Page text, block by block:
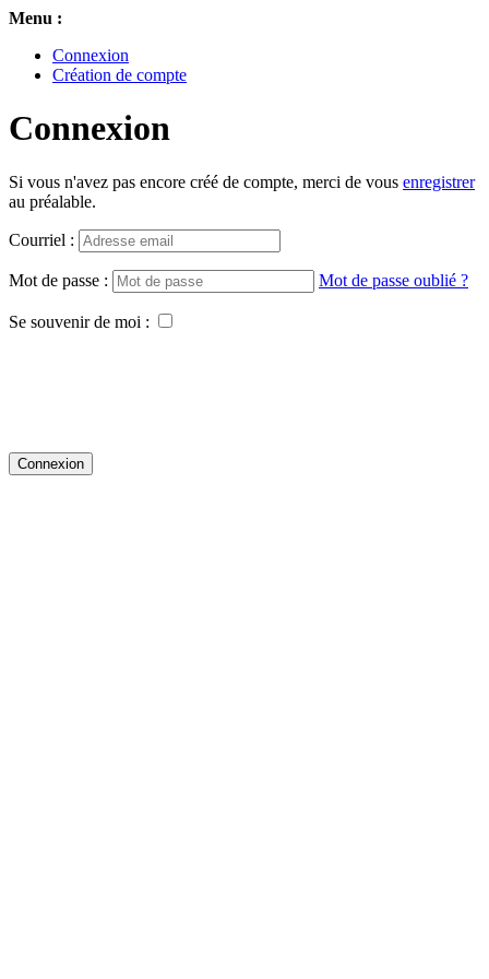
Menu :
Connexion
Création de compte
Connexion
Si vous n'avez pas encore créé de compte, merci de vous enregistrer
au préalable.
Courriel :
Mot de passe : Mot de passe oublié ?
Se souvenir de moi :
Connexion